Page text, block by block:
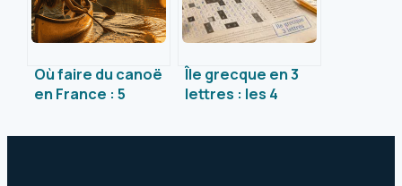
Où faire du canoë
en France : 5
pour s’évader loin
Île grecque en 3
lettres : les 4
indispensables